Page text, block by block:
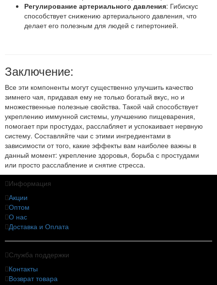
Регулирование артериального давления: Гибискус
способствует снижению артериального давления, что
делает его полезным для людей с гипертонией.
Заключение:
Все эти компоненты могут существенно улучшить качество
зимнего чая, придавая ему не только богатый вкус, но и
множественные полезные свойства. Такой чай способствует
укреплению иммунной системы, улучшению пищеварения,
помогает при простудах, расслабляет и успокаивает нервную
систему. Составляйте чаи с этими ингредиентами в
зависимости от того, какие эффекты вам наиболее важны в
данный момент: укрепление здоровья, борьба с простудами
или просто расслабление и снятие стресса.
Информация
Акции
Оптом
О нас
Доставка и Оплата
Служба поддержки
Контакты
Возврат товара